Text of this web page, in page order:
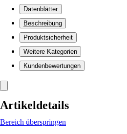
Datenblätter
Beschreibung
Produktsicherheit
Weitere Kategorien
Kundenbewertungen
Artikeldetails
Bereich überspringen